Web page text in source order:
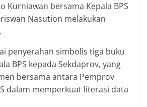
Kurniawan bersama Kepala BPS
Nasution melakukan
penyerahan simbolis tiga buku
BPS kepada Sekdaprov, yang
bersama antara Pemprov
dalam memperkuat literasi data